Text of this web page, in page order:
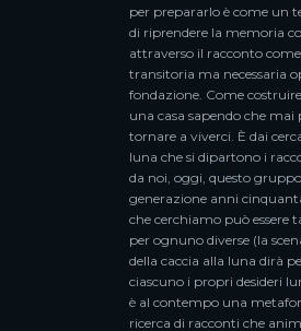
per prepararlo è come un
di riprendere la memoria
attraverso il racconto
transitoria ma necessaria
fondazione. Come
una casa sapendo che
tornare a viverci. È dai
luna che si dipartono i
da noi, oggi, questo
generazione anni
che cerchiamo può essere
per ognuno diverse (la
della caccia alla luna dirà
ciascuno i propri desideri
è al contempo una
ricerca di racconti che